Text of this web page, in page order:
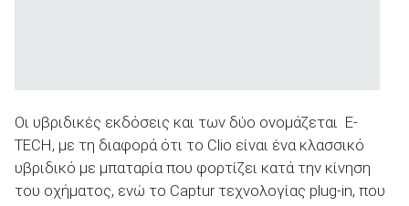
Οι υβριδικές εκδόσεις και των δύο ονομάζεται E-
TECH, με τη διαφορά ότι το Clio είναι ένα κλασσικό
υβριδικό με μπαταρία που φορτίζει κατά την κίνηση
του οχήματος, ενώ το Captur τεχνολογίας plug-in, που